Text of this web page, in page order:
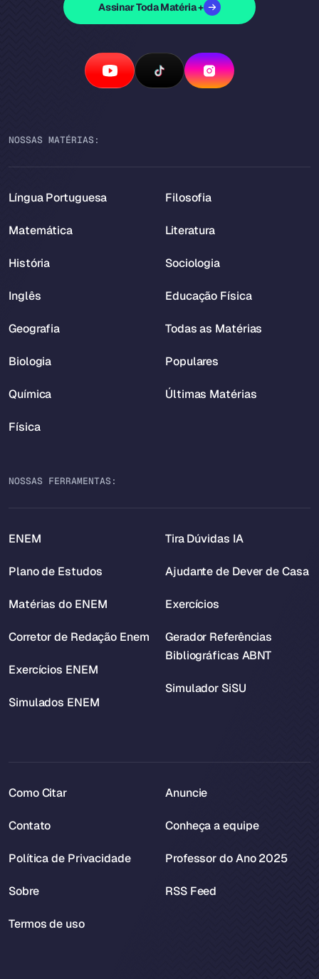
Assinar Toda Matéria +
NOSSAS MATÉRIAS:
Língua Portuguesa
Matemática
História
Inglês
Geografia
Biologia
Química
Física
Filosofia
Literatura
Sociologia
Educação Física
Todas as Matérias
Populares
Últimas Matérias
NOSSAS FERRAMENTAS:
ENEM
Plano de Estudos
Matérias do ENEM
Corretor de Redação Enem
Exercícios ENEM
Simulados ENEM
Tira Dúvidas IA
Ajudante de Dever de Casa
Exercícios
Gerador Referências
Bibliográficas ABNT
Simulador SiSU
Como Citar
Contato
Política de Privacidade
Sobre
Termos de uso
Anuncie
Conheça a equipe
Professor do Ano 2025
RSS Feed